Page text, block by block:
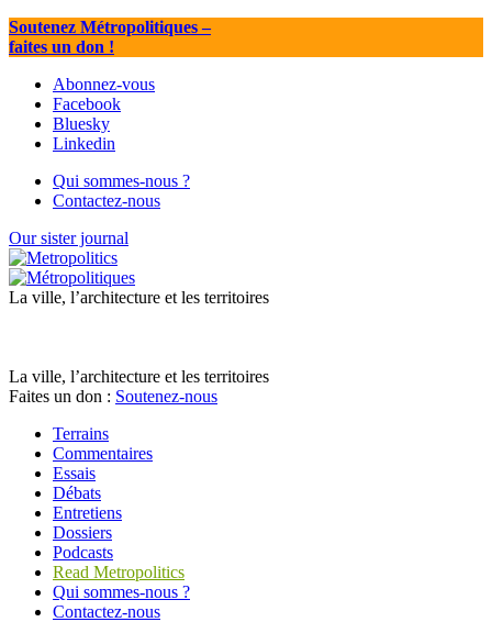
Soutenez Métropolitiques–
faites un don !
Abonnez-vous
Facebook
Bluesky
Linkedin
Qui sommes-nous ?
Contactez-nous
Our sister journal
La ville, l’architecture et les territoires
La ville, l’architecture et les territoires
Faites un don : Soutenez-nous
Terrains
Commentaires
Essais
Débats
Entretiens
Dossiers
Podcasts
Read Metropolitics
Qui sommes-nous ?
Contactez-nous